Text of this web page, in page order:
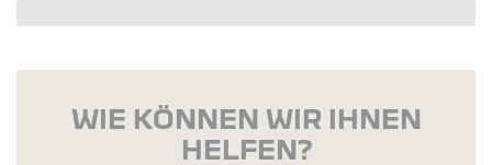
WIE KÖNNEN WIR IHNEN
HELFEN?